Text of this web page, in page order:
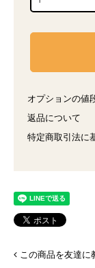
オプションの値
返品について
特定商取引法に
この商品を友達に